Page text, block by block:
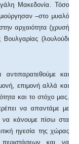
Μακεδονία. Τόσο
–στο μυαλό
αρχαιότητα (χρυσή
(λουλούδι
αντιπαρατεθούμε και
επιμονή αλλά και
και το στόχο μας.
να απαντάμε με
να κάνουμε πίσω στα
ηγεσία της χώρας
και να